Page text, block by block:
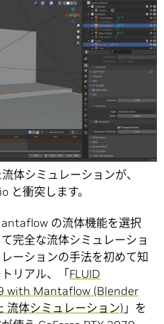
体シミュレーションが、
と衝突します。
の流体機能を選択
完全な流体シミュレーショ
ーションの手法を初めて知
リアル、「FLUID
with Mantaflow (Blender
体シミュレーション) 」を